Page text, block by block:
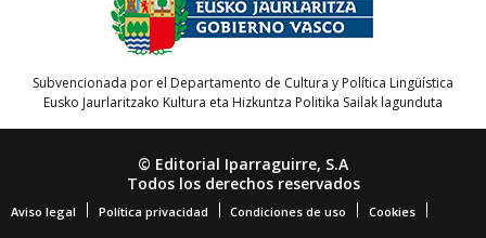
Subvencionada por el Departamento de Cultura y Política Lingüística
Eusko Jaurlaritzako Kultura eta Hizkuntza Politika Sailak lagunduta
© Editorial Iparraguirre, S.A
Todos los derechos reservados
Aviso legal Política privacidad Condiciones de uso Cookies